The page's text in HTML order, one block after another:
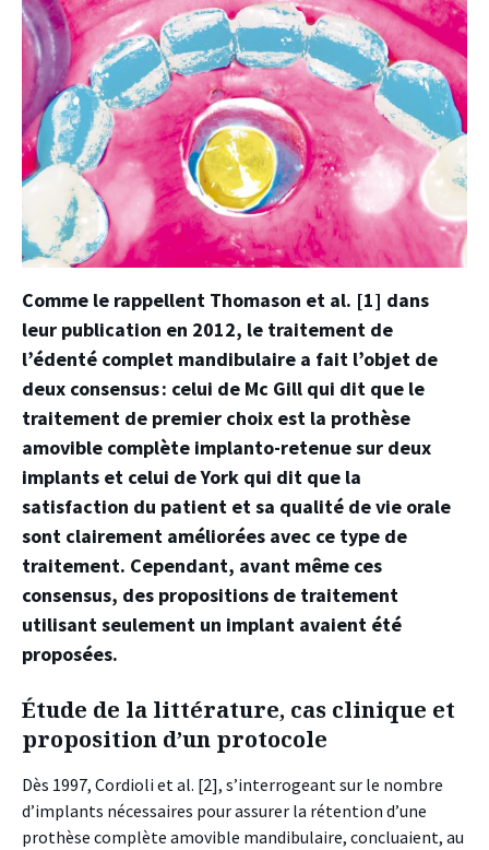
Comme le rappellent Thomason et al. [1] dans
leur publication en 2012, le traitement de
l’édenté complet mandibulaire a fait l’objet de
deux consensus : celui de Mc Gill qui dit que le
traitement de premier choix est la prothèse
amovible complète implanto-retenue sur deux
implants et celui de York qui dit que la
satisfaction du patient et sa qualité de vie orale
sont clairement améliorées avec ce type de
traitement. Cependant, avant même ces
consensus, des propositions de traitement
utilisant seulement un implant avaient été
proposées.
Étude de la littérature, cas clinique et
proposition d’un protocole
Dès 1997, Cordioli et al. [2], s’interrogeant sur le nombre
d’implants nécessaires pour assurer la rétention d’une
prothèse complète amovible mandibulaire, concluaient, au